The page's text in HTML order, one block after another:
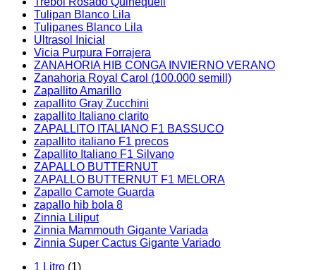
Tulipan Blanco Lila
Tulipanes Blanco Lila
Ultrasol Inicial
Vicia Purpura Forrajera
ZANAHORIA HIB CONGA INVIERNO VERANO
Zanahoria Royal Carol (100.000 semill)
Zapallito Amarillo
zapallito Gray Zucchini
zapallito Italiano clarito
ZAPALLITO ITALIANO F1 BASSUCO
zapallito italiano F1 precos
Zapallito Italiano F1 Silvano
ZAPALLO BUTTERNUT
ZAPALLO BUTTERNUT F1 MELORA
Zapallo Camote Guarda
zapallo hib bola 8
Zinnia Liliput
Zinnia Mammouth Gigante Variada
Zinnia Super Cactus Gigante Variado
1 Litro (1)